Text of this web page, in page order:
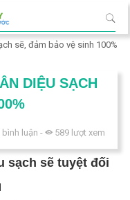
sẽ, đảm bảo vệ sinh 100%
DIỆU SẠCH
bình luận - 589 lượt xem
sạch sẽ tuyệt đối